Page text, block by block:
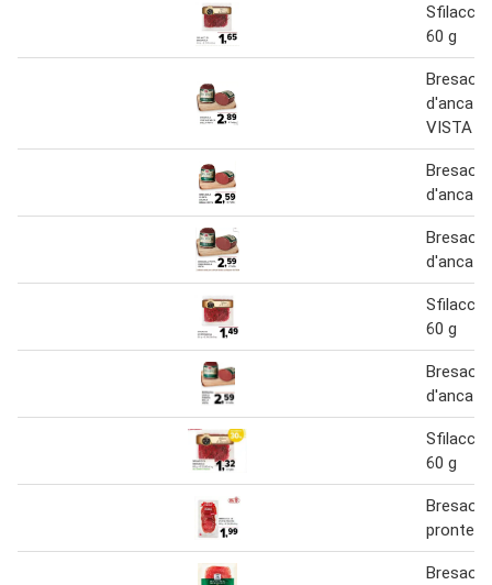
Sfilacci
60 g
d'anca
VISTA
d'anca
d'anca
Sfilacci
60 g
d'anca
Sfilacci
60 g
pronte